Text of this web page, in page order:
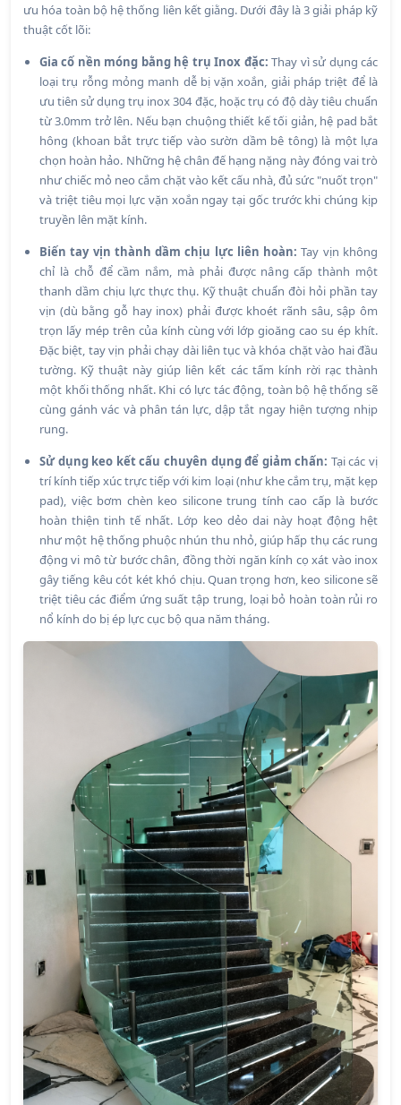
ưu hóa toàn bộ hệ thống liên kết giằng. Dưới đây là 3 giải pháp kỹ
thuật cốt lõi:
Gia cố nền móng bằng hệ trụ Inox đặc: Thay vì sử dụng các
loại trụ rỗng mỏng manh dễ bị vặn xoắn, giải pháp triệt để là
ưu tiên sử dụng trụ inox 304 đặc, hoặc trụ có độ dày tiêu chuẩn
từ 3.0mm trở lên. Nếu bạn chuộng thiết kế tối giản, hệ pad bắt
hông (khoan bắt trực tiếp vào sườn dầm bê tông) là một lựa
chọn hoàn hảo. Những hệ chân đế hạng nặng này đóng vai trò
như chiếc mỏ neo cắm chặt vào kết cấu nhà, đủ sức "nuốt trọn"
và triệt tiêu mọi lực vặn xoắn ngay tại gốc trước khi chúng kịp
truyền lên mặt kính.
Biến tay vịn thành dầm chịu lực liên hoàn: Tay vịn không
chỉ là chỗ để cầm nắm, mà phải được nâng cấp thành một
thanh dầm chịu lực thực thụ. Kỹ thuật chuẩn đòi hỏi phần tay
vịn (dù bằng gỗ hay inox) phải được khoét rãnh sâu, sập ôm
trọn lấy mép trên của kính cùng với lớp gioăng cao su ép khít.
Đặc biệt, tay vịn phải chạy dài liên tục và khóa chặt vào hai đầu
tường. Kỹ thuật này giúp liên kết các tấm kính rời rạc thành
một khối thống nhất. Khi có lực tác động, toàn bộ hệ thống sẽ
cùng gánh vác và phân tán lực, dập tắt ngay hiện tượng nhịp
rung.
Sử dụng keo kết cấu chuyên dụng để giảm chấn: Tại các vị
trí kính tiếp xúc trực tiếp với kim loại (như khe cắm trụ, mặt kẹp
pad), việc bơm chèn keo silicone trung tính cao cấp là bước
hoàn thiện tinh tế nhất. Lớp keo dẻo dai này hoạt động hệt
như một hệ thống phuộc nhún thu nhỏ, giúp hấp thụ các rung
động vi mô từ bước chân, đồng thời ngăn kính cọ xát vào inox
gây tiếng kêu cót két khó chịu. Quan trọng hơn, keo silicone sẽ
triệt tiêu các điểm ứng suất tập trung, loại bỏ hoàn toàn rủi ro
nổ kính do bị ép lực cục bộ qua năm tháng.